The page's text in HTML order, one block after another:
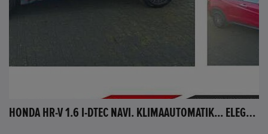
HONDA HR-V 1.6 I-DTEC NAVI. KLIMAAUTOMATIK... ELEGANCE